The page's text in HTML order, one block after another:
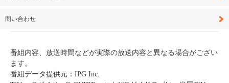
問い合わせ
番組内容、放送時間などが実際の放送内容と異なる場合がござい
ます。
番組データ提供元：IPG Inc.